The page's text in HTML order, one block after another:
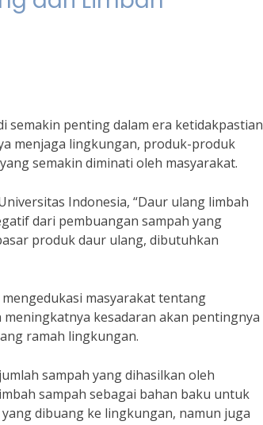
semakin penting dalam era ketidakpastian
menjaga lingkungan, produk-produk
yang semakin diminati oleh masyarakat.
Indonesia, “Daur ulang limbah
dari pembuangan sampah yang
produk daur ulang, dibutuhkan
masyarakat tentang
kesadaran akan pentingnya
ramah lingkungan.
sampah yang dihasilkan oleh
sampah sebagai bahan baku untuk
dibuang ke lingkungan, namun juga